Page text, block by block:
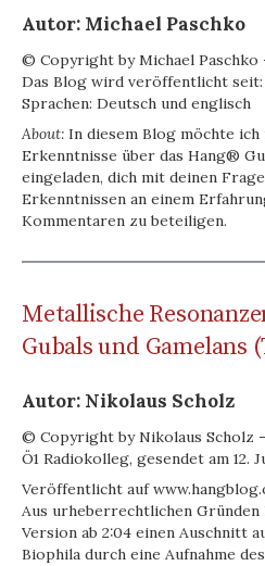
Autor: Michael Paschko
© Copyright by Michael Paschko
Das Blog wird veröffentlicht seit:
Sprachen: Deutsch und englisch
About: In diesem Blog möchte
Erkenntnisse über das Hang®
eingeladen, dich mit deinen
Erkenntnissen an einem
Kommentaren zu beteiligen.
Metallische
Gubals und Gamelans
Autor: Nikolaus Scholz
© Copyright by Nikolaus Scholz
Ö1 Radiokolleg, gesendet am 12.
Veröffentlicht auf
Aus urheberrechtlichen
Version ab 2:04 einen Auschnitt
Biophila durch eine Aufnahme